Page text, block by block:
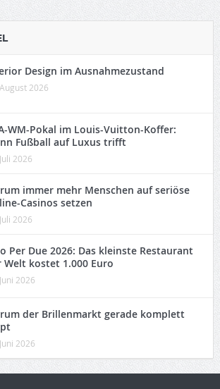
Design im Ausnahmezustand
2026
WM-Pokal im Louis-Vuitton-Koffer:
Fußball auf Luxus trifft
2026
immer mehr Menschen auf seriöse
Casinos setzen
2026
Per Due 2026: Das kleinste Restaurant
Welt kostet 1.000 Euro
2026
der Brillenmarkt gerade komplett
2026